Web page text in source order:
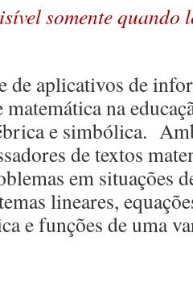
somente quando
de aplicativos de
na
e simbólica.
de textos
em situações
lineares,
e funções de uma